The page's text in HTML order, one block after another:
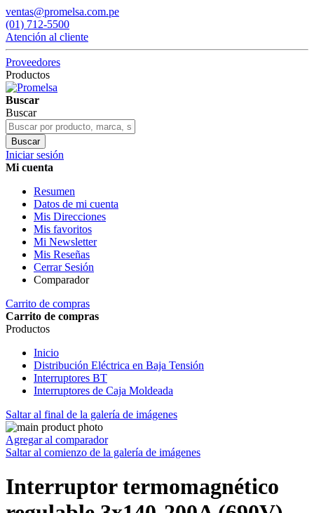
ventas@promelsa.com.pe
(01) 712-5500
Atención al cliente
Proveedores
Productos
Buscar
Buscar
Buscar
Iniciar sesión
Mi cuenta
Resumen
Datos de mi cuenta
Mis Direcciones
Mis favoritos
Mi Newsletter
Mis Reseñas
Cerrar Sesión
Comparador
Carrito de compras
Carrito de compras
Productos
Inicio
Distribución Eléctrica en Baja Tensión
Interruptores BT
Interruptores de Caja Moldeada
Saltar al final de la galería de imágenes
Agregar al comparador
Saltar al comienzo de la galería de imágenes
Interruptor termomagnético